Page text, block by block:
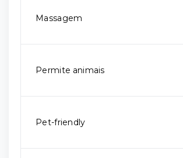
Massagem
Permite animais
Pet-friendly